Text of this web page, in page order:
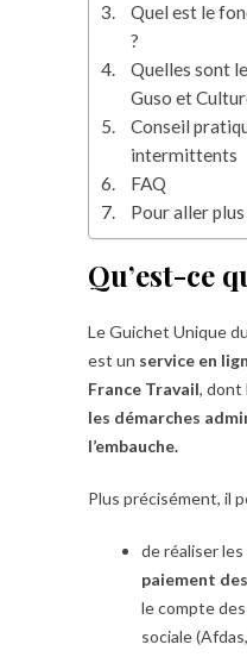
Quel est le
?
Quelles sont
Guso et
Conseil
intermittents
FAQ
Pour aller
Qu’est-ce
Le Guichet Unique
est un service en
France Travail, dont
les démarches
l’embauche.
Plus précisément, il
de réaliser les
paiement
le compte
sociale (Afdas,